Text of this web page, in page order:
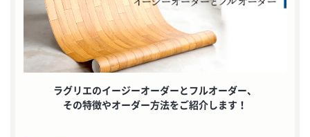
ラグリエのイージーオーダーとフルオーダー、
その特徴やオーダー方法をご紹介します！